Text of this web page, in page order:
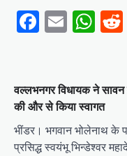
Facebook
Email
वल्लभनगर विधायक ने सावन
की और से किया स्वागत
भींडर। भगवान भोलेनाथ के
प्रसिद्ध स्वयंभू भिन्डेश्वर